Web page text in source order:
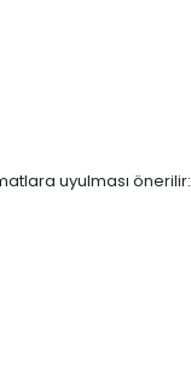
uyulması önerilir: